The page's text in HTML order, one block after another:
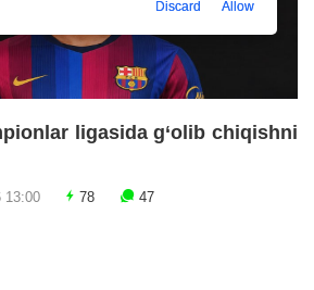
ligasida g‘olib chiqishni
13:00 78 47
Discard Allow